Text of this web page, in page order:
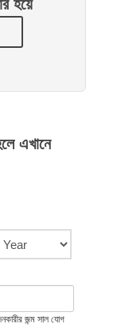
হয়ে
এখানে
জন্ম সাল যোগ